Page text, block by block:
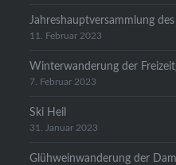
Jahreshauptversammlung
11. Februar 2023
Winterwanderung der
7. Februar 2023
Ski Heil
31. Januar 2023
Glühweinwanderung der